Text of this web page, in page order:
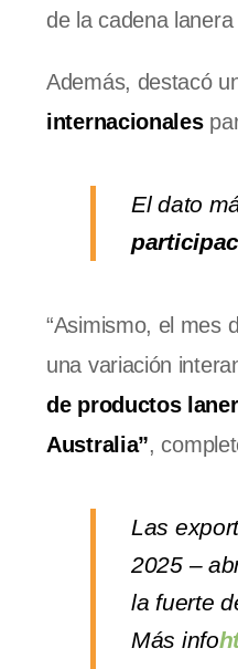
de la cadena
Además, destacó
internacionales
El dato
“Asimismo, el mes
una variación
de productos
Australia”,
Las
2025 –
la fuerte
Más info